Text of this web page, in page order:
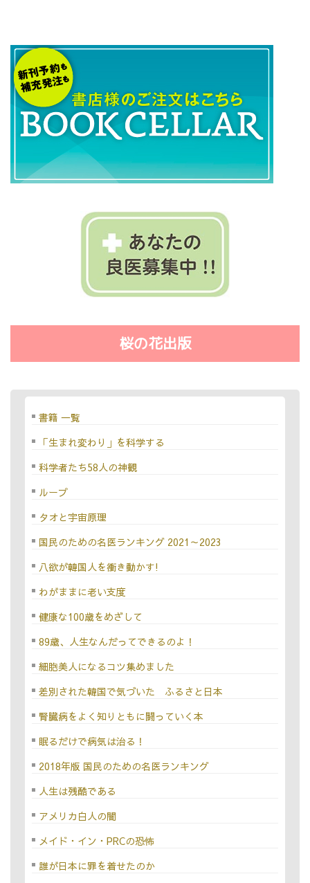
桜の花出版
書籍 一覧
「生まれ変わり」を科学する
科学者たち58人の神観
ループ
タオと宇宙原理
国民のための名医ランキング 2021～2023
八欲が韓国人を衝き動かす!
わがままに老い支度
健康な100歳をめざして
89歳、人生なんだってできるのよ！
細胞美人になるコツ集めました
差別された韓国で気づいた ふるさと日本
腎臓病をよく知りともに闘っていく本
眠るだけで病気は治る！
2018年版 国民のための名医ランキング
人生は残酷である
アメリカ白人の闇
メイド・イン・PRCの恐怖
誰が日本に罪を着せたのか